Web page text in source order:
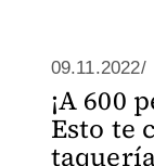
09.11.2022/
¡A 600
Esto te